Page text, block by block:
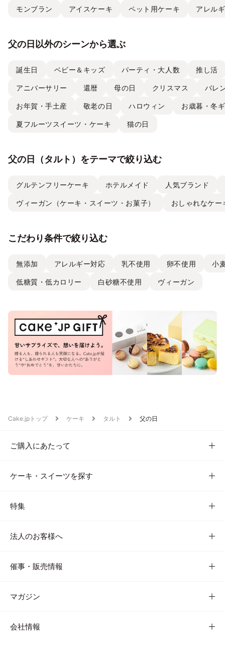
モンブラン アイスケーキ ペット用ケーキ アレル
父の日以外のシーンから選ぶ
誕生日 ベビー＆キッズ パーティ・大人数 推し活
アニバーサリー 還暦 母の日 クリスマス バレ
お年賀・手土産 敬老の日 ハロウィン お歳暮・冬
夏フルーツスイーツ・ケーキ 猫の日
父の日（タルト）をテーマで絞り込む
グルテンフリーケーキ ホテルメイド 人気ブランド
ヴィーガン（ケーキ・スイーツ・お菓子） おしゃれなケー
こだわり条件で絞り込む
無添加 アレルギー対応 乳不使用 卵不使用 小
低糖質・低カロリー 白砂糖不使用 ヴィーガン
Cake.jpトップ ケーキ タルト 父の日
ご購入にあたって
ケーキ・スイーツを探す
特集
法人のお客様へ
催事・販売情報
マガジン
会社情報